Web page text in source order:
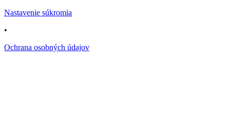
Nastavenie súkromia
•
Ochrana osobných údajov